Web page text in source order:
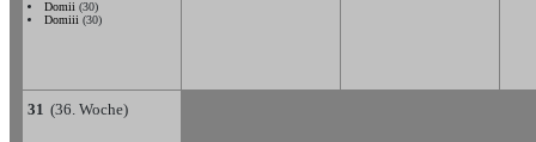
Domii (30)
Domiii (30)
31 (36. Woche)